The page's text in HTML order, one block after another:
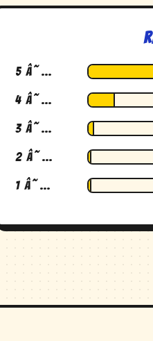
5 â˜…
4 â˜…
3 â˜…
2 â˜…
1 â˜…